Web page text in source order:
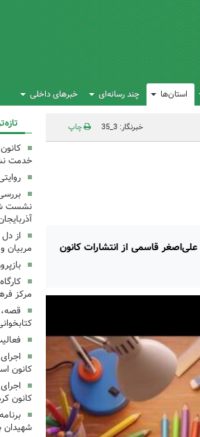
استان‌ها چند رسانه‌ای خبرهای داخلی
خبرنگار: 3_35 چاپ
قاسمی از انتشارات کانون
خدمت
نشست
از
مربیان
مرکز
کانون
کانون
شهیدان